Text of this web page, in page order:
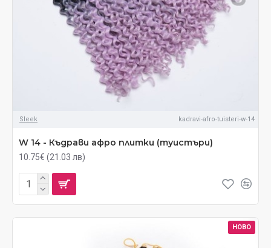
Sleek kadravi-afro-tuisteri-w-14
W 14 - Къдрави афро плитки (туистъри)
10.75€ (21.03 лв)
НОВО